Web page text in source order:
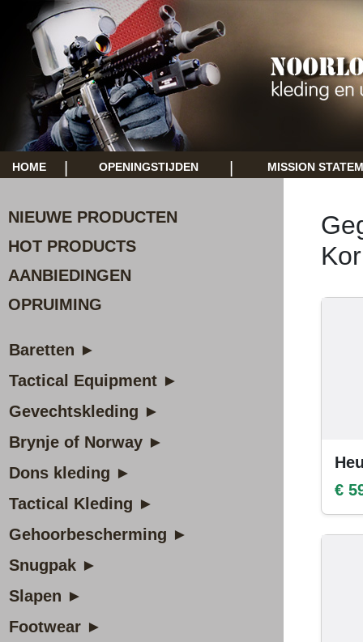
HOME OPENINGSTIJDEN MISSION
NIEUWE PRODUCTEN
HOT PRODUCTS
AANBIEDINGEN
OPRUIMING
Baretten ►
Tactical Equipment ►
Gevechtskleding ►
Brynje of Norway ►
Dons kleding ►
Tactical Kleding ►
Gehoorbescherming ►
Snugpak ►
Slapen ►
Footwear ►
€